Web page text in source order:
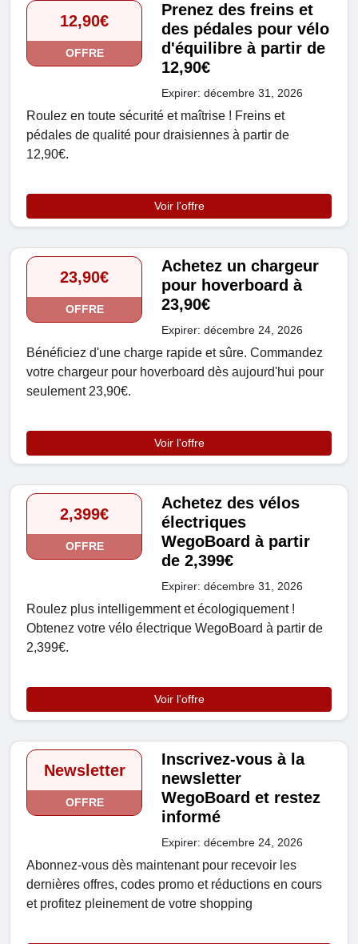
12,90€
OFFRE
Prenez des freins et
des pédales pour vélo
d'équilibre à partir de
12,90€
Expirer: décembre 31, 2026
Roulez en toute sécurité et maîtrise ! Freins et
pédales de qualité pour draisiennes à partir de
12,90€.
Voir l'offre
23,90€
OFFRE
Achetez un chargeur
pour hoverboard à
23,90€
Expirer: décembre 24, 2026
Bénéficiez d'une charge rapide et sûre. Commandez
votre chargeur pour hoverboard dès aujourd'hui pour
seulement 23,90€.
Voir l'offre
2,399€
OFFRE
Achetez des vélos
électriques
WegoBoard à partir
de 2,399€
Expirer: décembre 31, 2026
Roulez plus intelligemment et écologiquement !
Obtenez votre vélo électrique WegoBoard à partir de
2,399€.
Voir l'offre
Newsletter
OFFRE
Inscrivez-vous à la
newsletter
WegoBoard et restez
informé
Expirer: décembre 24, 2026
Abonnez-vous dès maintenant pour recevoir les
dernières offres, codes promo et réductions en cours
et profitez pleinement de votre shopping